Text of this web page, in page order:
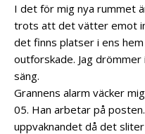
I det för mig nya rummet
trots att det vätter emot
det finns platser i ens
outforskade. Jag
säng.
Grannens alarm väcker
05. Han arbetar på posten.
uppvaknandet då det